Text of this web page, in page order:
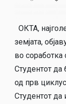
ОКТА,
земјата,
во
Студентот да
од прв
Студентот